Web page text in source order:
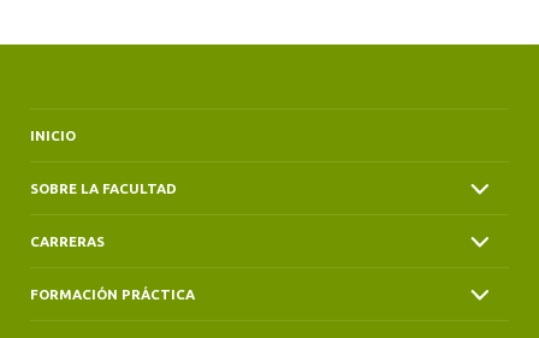
INICIO
SOBRE LA FACULTAD
CARRERAS
FORMACIÓN PRÁCTICA